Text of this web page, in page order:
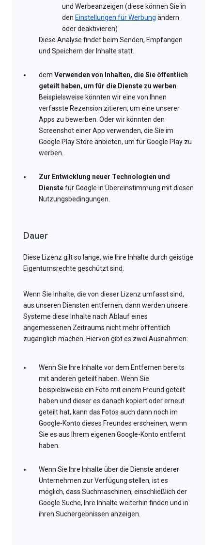
und Werbeanzeigen (diese können Sie in
den Einstellungen für Werbung ändern
oder deaktivieren)
Diese Analyse findet beim Senden, Empfangen
und Speichern der Inhalte statt.
dem Verwenden von Inhalten, die Sie öffentlich
geteilt haben, um für die Dienste zu werben.
Beispielsweise könnten wir eine von Ihnen
verfasste Rezension zitieren, um eine unserer
Apps zu bewerben. Oder wir könnten den
Screenshot einer App verwenden, die Sie im
Google Play Store anbieten, um für Google Play zu
werben.
Zur Entwicklung neuer Technologien und
Dienstefür Google in Übereinstimmung mit diesen
Nutzungsbedingungen.
Dauer
Diese Lizenz gilt so lange, wie Ihre Inhalte durch geistige
Eigentumsrechte geschützt sind.
Wenn Sie Inhalte, die von dieser Lizenz umfasst sind,
aus unseren Diensten entfernen, dann werden unsere
Systeme diese Inhalte nach Ablauf eines
angemessenen Zeitraums nicht mehr öffentlich
zugänglich machen. Hiervon gibt es zwei Ausnahmen:
Wenn Sie Ihre Inhalte vor dem Entfernen bereits
mit anderen geteilt haben. Wenn Sie
beispielsweise ein Foto mit einem Freund geteilt
haben und dieser es danach kopiert oder erneut
geteilt hat, kann das Fotos auch dann noch im
Google-Konto dieses Freundes erscheinen, wenn
Sie es aus Ihrem eigenen Google-Konto entfernt
haben.
Wenn Sie Ihre Inhalte über die Dienste anderer
Unternehmen zur Verfügung stellen, ist es
möglich, dass Suchmaschinen, einschließlich der
Google Suche, Ihre Inhalte weiterhin finden und in
ihren Suchergebnissen anzeigen.